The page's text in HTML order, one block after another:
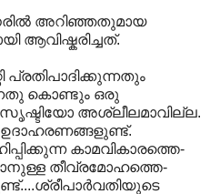
അറിഞ്ഞതുമായ
ആവിഷ്കരിച്ചത്.
പ്രതിപാദിക്കുന്നതും
കൊണ്ടും ഒരു
അശ്ലീലമാവില്ല.
കാമവികാരത്തെ-
തീവ്രമോഹത്തെ-